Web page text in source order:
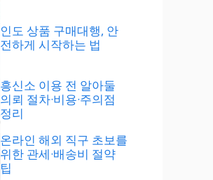
인도 상품 구매대행, 안
전하게 시작하는 법
흥신소 이용 전 알아둘
의뢰 절차·비용·주의점
정리
온라인 해외 직구 초보를
위한 관세·배송비 절약
팁